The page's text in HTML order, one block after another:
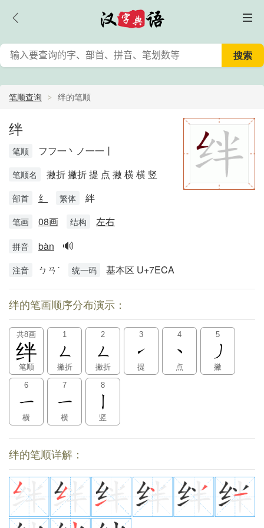
笔顺查询 绊的笔顺
绊
笔顺 フフ一丶ノ一一丨
笔顺名 撇折 撇折 提 点 撇 横 横 竖
部首 纟 繁体 絆
笔画 08画 结构 左右
拼音 bàn 🔊
注音 ㄅㄢˋ 统一码 基本区 U+7ECA
绊的笔画顺序分布演示：
共8画
绊
笔顺
1
撇折
2
撇折
3
提
4
点
5
撇
6
横
7
横
8
竖
绊的笔顺详解：